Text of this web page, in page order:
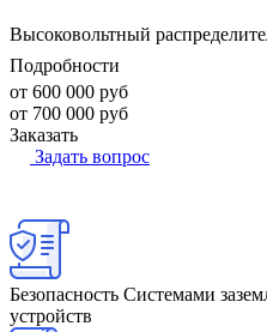
Высоковольтный
Подробности
от 600 000 руб
от 700 000 руб
Заказать
Задать вопрос
Безопасность Системами
устройств